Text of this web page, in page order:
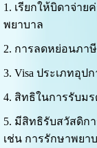
1. เรียกให้บิดาจ่าย
พยาบาล
2. การลดหย่อนภาษี
3. Visa ประเภทอุป
4. สิทธิในการรับม
5. มีสิทธิรับสวัสดิก
เช่น การรักษาพยา